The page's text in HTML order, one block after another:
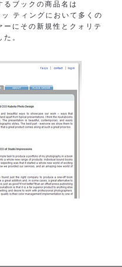
るブックの商品名は
ティングにおいて多くの
にその新規性とクォリテ
た。